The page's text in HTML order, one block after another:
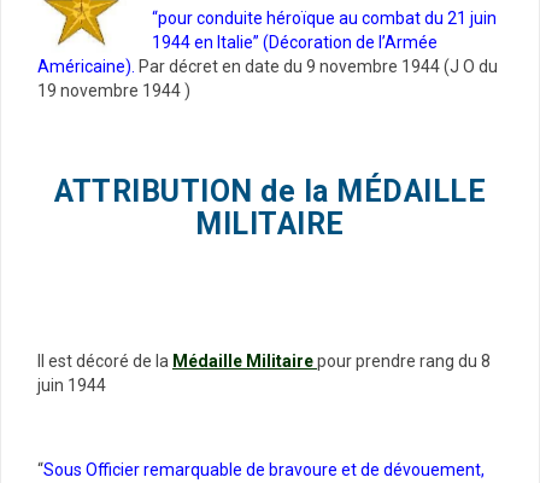
“pour conduite héroïque au combat du 21 juin
1944 en Italie” (Décoration de l’Armée
Américaine). Par décret en date du 9 novembre 1944 (J O du
19 novembre 1944 )
ATTRIBUTION de la MÉDAILLE
MILITAIRE
Il est décoré de la Médaille Militairepour prendre rang du 8
juin 1944
“Sous Officier remarquable de bravoure et de dévouement,